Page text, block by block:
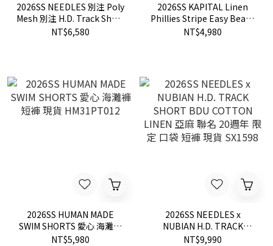
2026SS NEEDLES 別注 Poly
Mesh 別注 H.D. Track Short
聯名 刺繡 蝴蝶 短褲 現貨
NT$6,580
2026SS KAPITAL Linen
Phillies Stripe Easy Beach
Go Shorts 亞麻 直紋 海灘 短
NT$4,980
2026SS HUMAN MADE
SWIM SHORTS 愛心 海灘褲
短褲 現貨 HM31PT012
NT$5,980
2026SS NEEDLES x
NUBIAN H.D. TRACK
SHORT BDU COTTON
NT$9,990